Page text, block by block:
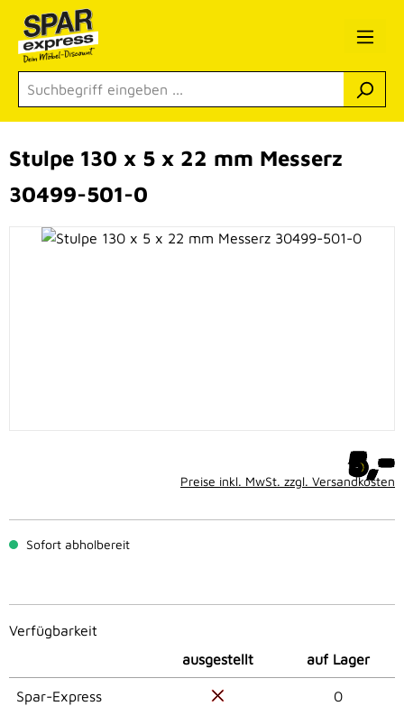
Zum Hauptinhalt springen
Bildergalerie überspringen
Stulpe 130 x 5 x 22 mm Messerz
30499-501-0
5,-
Preise inkl. MwSt. zzgl. Versandkosten
Sofort abholbereit
Verfügbarkeit
ausgestellt
auf Lager
Spar-Express 0